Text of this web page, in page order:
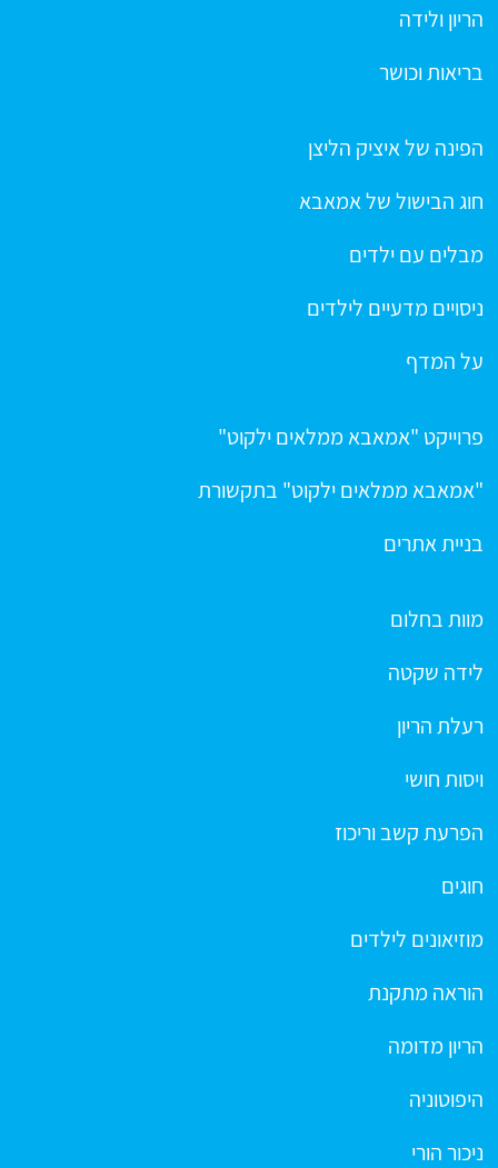
הריון ולידה
בריאות וכושר
הפינה של איציק הליצן
חוג הבישול של אמאבא
מבלים עם ילדים
ניסויים מדעיים לילדים
על המדף
פרוייקט "אמאבא ממלאים ילקוט"
"אמאבא ממלאים ילקוט" בתקשורת
בניית אתרים
מוות בחלום
לידה שקטה
רעלת הריון
ויסות חושי
הפרעת קשב וריכוז
חוגים
מוזיאונים לילדים
הוראה מתקנת
הריון מדומה
היפוטוניה
ניכור הורי